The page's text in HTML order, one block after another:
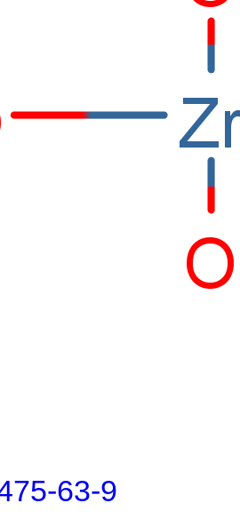
63-9